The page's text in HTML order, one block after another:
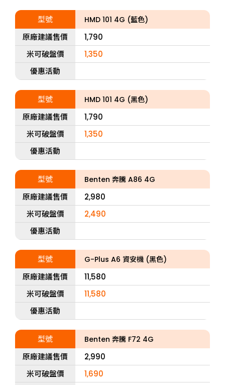
型號 HMD 101 4G (藍色)
原廠建議售價
1,790
米可破盤價
1,350
優惠活動
型號 HMD 101 4G (黑色)
原廠建議售價
1,790
米可破盤價
1,350
優惠活動
型號 Benten 奔騰 A86 4G
原廠建議售價
2,980
米可破盤價
2,490
優惠活動
型號 G-Plus A6 資安機 (黑色)
原廠建議售價
11,580
米可破盤價
11,580
優惠活動
型號 Benten 奔騰 F72 4G
原廠建議售價
2,990
米可破盤價
1,690